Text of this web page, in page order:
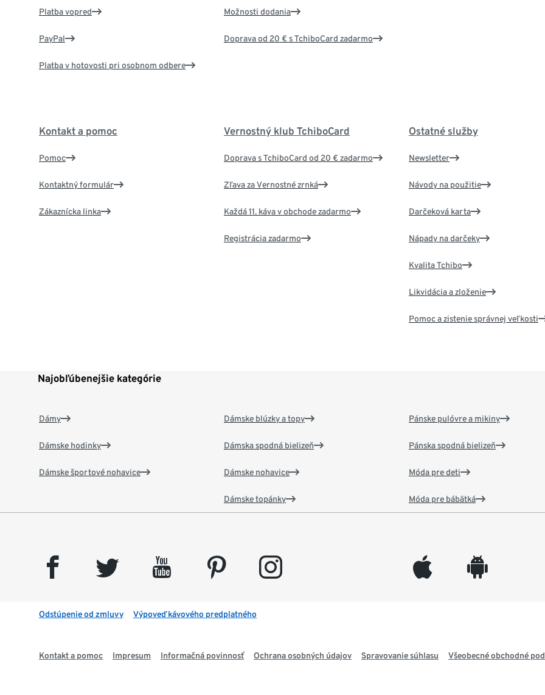
Platba vopred
PayPal
Platba v hotovosti pri osobnom odbere
Možnosti dodania
Doprava od 20 € s TchiboCard zadarmo
Kontakt a pomoc
Pomoc
Kontaktný formulár
Zákaznícka linka
Vernostný klub TchiboCard
Doprava s TchiboCard od 20 € zadarmo
Zľava za Vernostné zrnká
Každá 11. káva v obchode zadarmo
Registrácia zadarmo
Ostatné služby
Newsletter
Návody na použitie
Darčeková karta
Nápady na darčeky
Kvalita Tchibo
Likvidácia a zloženie
Pomoc a zistenie správnej veľkosti
Najobľúbenejšie kategórie
Dámy
Dámske hodinky
Dámske športové nohavice
Dámske blúzky a topy
Dámska spodná bielizeň
Dámske nohavice
Dámske topánky
Pánske pulóvre a mikiny
Pánska spodná bielizeň
Móda pre deti
Móda pre bábätká
facebook twitter youtube pinterest instagram appleinc android
Odstúpenie od zmluvy Výpoveď kávového predplatného
Kontakt a pomoc Impresum Informačná povinnosť Ochrana osobných údajov Spravovanie súhlasu Všeobecné obchodné